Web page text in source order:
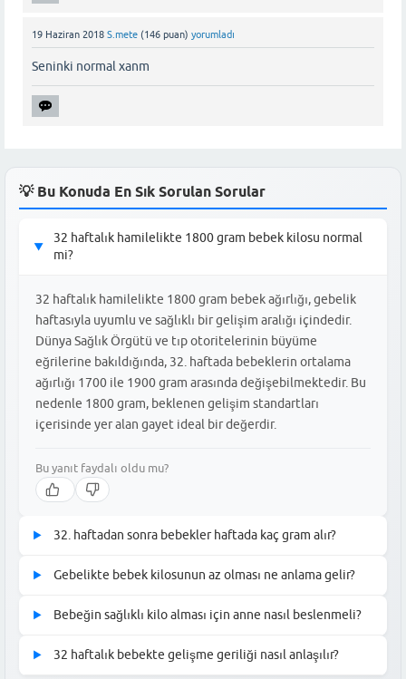
19 Haziran 2018 S.mete (146 puan) yorumladı
Seninki normal xanm
💡 Bu Konuda En Sık Sorulan Sorular
▶
32 haftalık hamilelikte 1800 gram bebek kilosu normal
mi?
32 haftalık hamilelikte 1800 gram bebek ağırlığı, gebelik
haftasıyla uyumlu ve sağlıklı bir gelişim aralığı içindedir.
Dünya Sağlık Örgütü ve tıp otoritelerinin büyüme
eğrilerine bakıldığında, 32. haftada bebeklerin ortalama
ağırlığı 1700 ile 1900 gram arasında değişebilmektedir. Bu
nedenle 1800 gram, beklenen gelişim standartları
içerisinde yer alan gayet ideal bir değerdir.
Bu yanıt faydalı oldu mu?
▶ 32. haftadan sonra bebekler haftada kaç gram alır?
32. haftadan itibaren bebeklerin kilo alım hızı belirgin şekilde
artar ve doğum gerçekleşene kadar bebekler haftalık ortalama
200 ile 250 gram arasında kilo alabilirler. Bu dönem, bebeğin yağ
büyüme evrelerinden biridir. Bebeğinizin gelişimini takip etmek
▶ Gebelikte bebek kilosunun az olması ne anlama gelir?
Gebelikte bebek kilosunun az olması, her zaman bir sağlık sorunu
olduğu anlamına gelmez; bazen genetik faktörler, annenin
beslenmesi veya plasentanın çalışma durumu bu durumu
▶ Bebeğin sağlıklı kilo alması için anne nasıl beslenmeli?
Bebeğin sağlıklı kilo alması için anne adayının protein, kalsiyum
ve demir açısından zengin, dengeli bir beslenme düzeni
▶ 32 haftalık bebekte gelişme geriliği nasıl anlaşılır?